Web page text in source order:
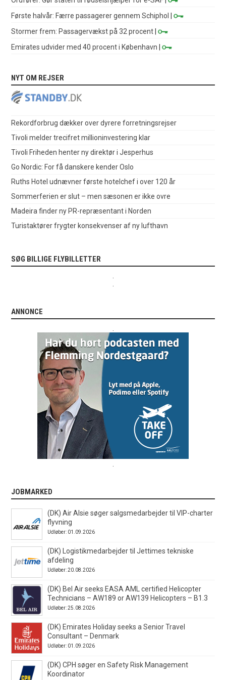
Første halvår: Færre passagerer gennem Schiphol
|
Stormer frem: Passagervækst på 32 procent |
Emirates udvider med 40 procent i København |
NYT OM REJSER
Rekordforbrug dækker over dyrere forretningsrejser
Tivoli melder trecifret millioninvestering klar
Tivoli Friheden henter ny direktør i Jesperhus
Go Nordic: For få danskere kender Oslo
Ruths Hotel udnævner første hotelchef i over 120 år
Sommerferien er slut – men sæsonen er ikke ovre
Madeira finder ny PR-repræsentant i Norden
Turistaktører frygter konsekvenser af ny lufthavn
SØG BILLIGE FLYBILLETTER
ANNONCE
JOBMARKED
(DK) Air Alsie søger salgsmedarbejder til VIP-charter
flyvning
Udløber: 01.09.2026
(DK) Logistikmedarbejder til Jettimes tekniske
afdeling
Udløber: 20.08.2026
(DK) Bel Air seeks EASA AML certified Helicopter
Technicians – AW189 or AW139 Helicopters – B1.3
Udløber: 25.08.2026
(DK) Emirates Holiday seeks a Senior Travel
Consultant – Denmark
Udløber: 01.09.2026
(DK) CPH søger en Safety Risk Management
Koordinator